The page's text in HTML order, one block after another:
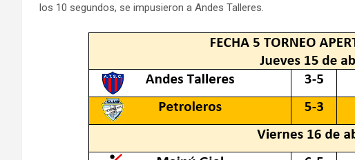
los 10 segundos, se impusieron a Andes Talleres.